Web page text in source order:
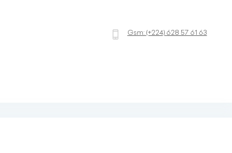
Gsm: (+224) 628 57 61 63